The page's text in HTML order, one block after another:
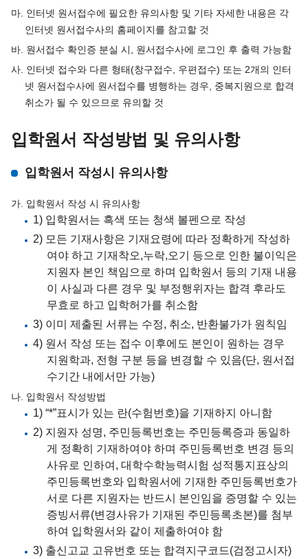
마. 인터넷 원서접수에 필요한 유의사항 및 기타 자세한 내용은 각
인터넷 원서접수사의 홈페이지를 참고할 것
바. 원서접수 확인증 분실 시, 원서접수사에 로그인 후 출력 가능함
사. 인터넷 접수와 다른 형태(창구접수, 우편접수) 또는 2개의 인터
넷 원서접수사에 원서접수를 병행하는 경우, 중복지원으로 합격
취소가 될 수 있으므로 유의할 것
입학원서 작성방법 및 유의사항
입학원서 작성시 유의사항
가. 입학원서 작성 시 유의사항
1) 입학원서는 흑색 또는 청색 볼펜으로 작성
2) 모든 기재사항은 기재요령에 따라 정확하게 작성하
여야 하고 기재착오,누락,오기 등으로 인한 불이익은
지원자 본인 책임으로 하며 입학원서 등의 기재 내용
이 사실과 다른 경우 및 부정행위자는 합격 후라도
무효로 하고 입학허가를 취소함
3) 이미 제출된 서류는 수정, 취소, 반환불가가 원칙임
4) 원서 작성 또는 접수 이후에도 본인이 원하는 경우
지원학과, 전형 구분 등을 변경할 수 있음(단, 원서접
수기간 내에서만 가능)
나. 입학원서 작성방법
1) “*”표시가 있는 란(수험번호)을 기재하지 아니함
2) 지원자 성명, 주민등록번호는 주민등록증과 동일하
게 정확히 기재하여야 하며 주민등록번호 변경 등의
사유로 인하여, 대학수학능력시험 성적통지표상의
주민등록번호와 입학원서에 기재한 주민등록번호가
서로 다른 지원자는 반드시 본인임을 증명할 수 있는
증빙서류(변경사유가 기재된 주민등록초본)를 첨부
하여 입학원서와 같이 제출하여야 함
3) 출신고교 고유번호 또는 합격지구코드(검정고시자)